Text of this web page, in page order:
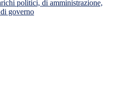
politici, di amministrazione,
governo